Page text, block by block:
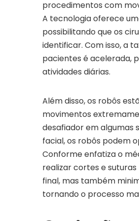
procedimentos com
A tecnologia oferece
possibilitando que os
identificar. Com isso, a
pacientes é acelerada,
atividades diárias.
Além disso, os robôs
movimentos
desafiador em algumas
facial, os robôs podem
Conforme enfatiza o
realizar cortes e
final, mas também
tornando o processo